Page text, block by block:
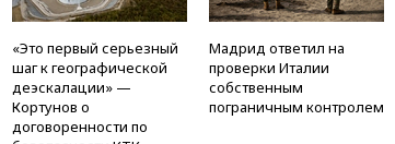
«Это первый серьезный
шаг к географической
деэскалации» —
Кортунов о
договоренности по
Мадрид ответил на
проверки Италии
собственным
пограничным контролем